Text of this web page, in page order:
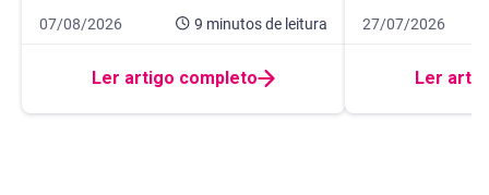
Data de publicação 7 de agosto de 2026
07/08/2026 9 minutosde leitura
9 minutos de leitura
Ler artigo completo
Data de
27/07/2026
11 minutos de
Ler